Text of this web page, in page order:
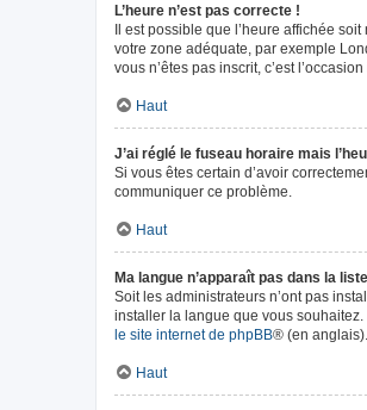
L’heure n’est pas correcte !
Il est possible que l’heure affichée
votre zone adéquate, par exemple
vous n’êtes pas inscrit, c’est
Haut
J’ai réglé le fuseau horaire mais
Si vous êtes certain d’avoir
communiquer ce problème.
Haut
Ma langue n’apparaît pas dans la
Soit les administrateurs n’ont pas
installer la langue que vous
le site internet de phpBB® (en anglais).
Haut